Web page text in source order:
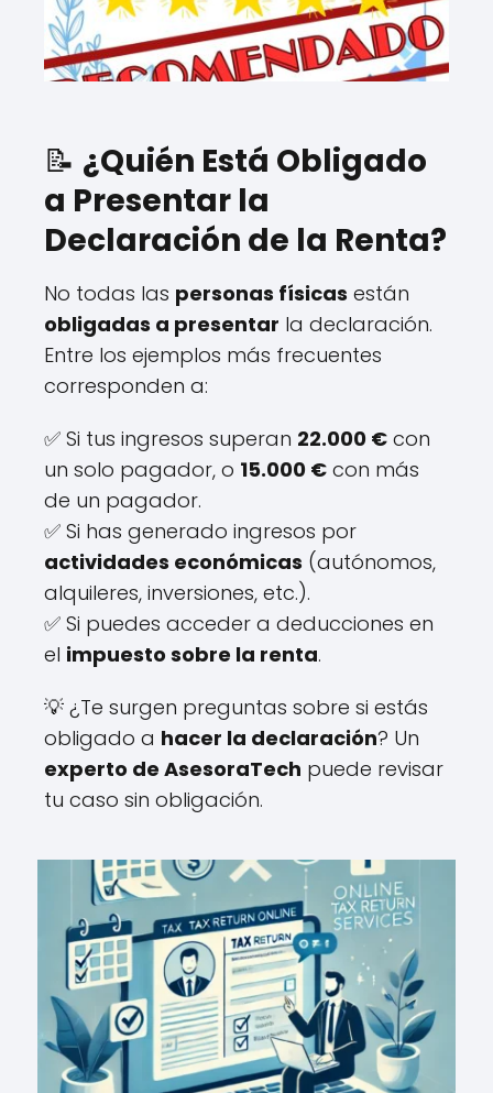
📝 ¿Quién Está Obligado
a Presentar la
Declaración de la Renta?
No todas las personas físicas están
obligadas a presentar la declaración.
Entre los ejemplos más frecuentes
corresponden a:
✅ Si tus ingresos superan 22.000 € con
un solo pagador, o 15.000 € con más
de un pagador.
✅ Si has generado ingresos por
actividades económicas (autónomos,
alquileres, inversiones, etc.).
✅ Si puedes acceder a deducciones en
el impuesto sobre la renta.
💡 ¿Te surgen preguntas sobre si estás
obligado a hacer la declaración? Un
experto de AsesoraTech puede revisar
tu caso sin obligación.